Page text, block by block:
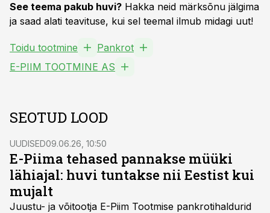
See teema pakub huvi? Hakka neid märksõnu jälgima
ja saad alati teavituse, kui sel teemal ilmub midagi uut!
Toidu tootmine
Pankrot
E-PIIM TOOTMINE AS
SEOTUD LOOD
UUDISED09.06.26, 10:50
E-Piima tehased pannakse müüki
lähiajal: huvi tuntakse nii Eestist kui
mujalt
Juustu- ja võitootja E-Piim Tootmise pankrotihaldurid